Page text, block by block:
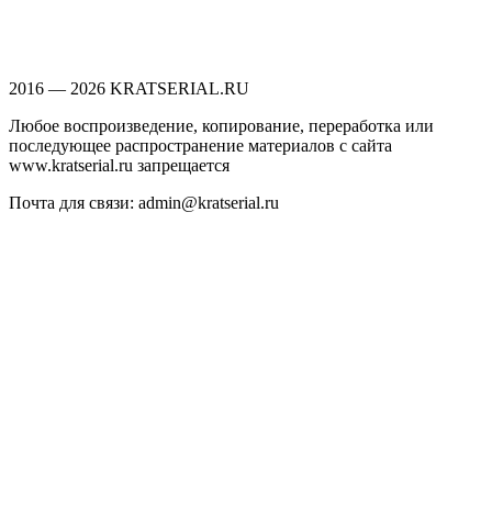
2016 — 2026 KRATSERIAL.RU
Любое воспроизведение, копирование, переработка или
последующее распространение материалов с сайта
www.kratserial.ru запрещается
Почта для связи: admin@kratserial.ru